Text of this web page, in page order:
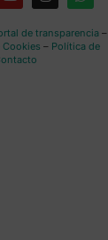
de transparencia–
Cookies – Política de